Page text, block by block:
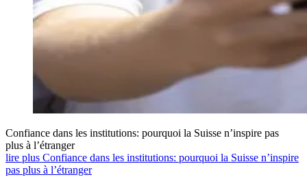
Confiance dans les institutions: pourquoi la Suisse n’inspire pas
plus à l’étranger
lire plus Confiance dans les institutions: pourquoi la Suisse n’inspire
pas plus à l’étranger